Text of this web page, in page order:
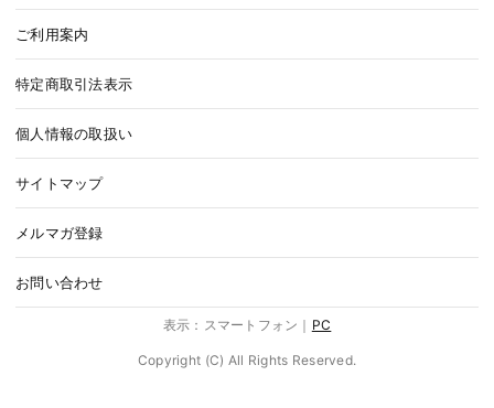
ご利用案内
特定商取引法表示
個人情報の取扱い
サイトマップ
メルマガ登録
お問い合わせ
表示：スマートフォン｜ PC
Copyright (C) All Rights Reserved.